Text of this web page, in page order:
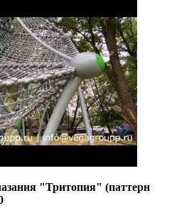
"Тритопия" (паттерн